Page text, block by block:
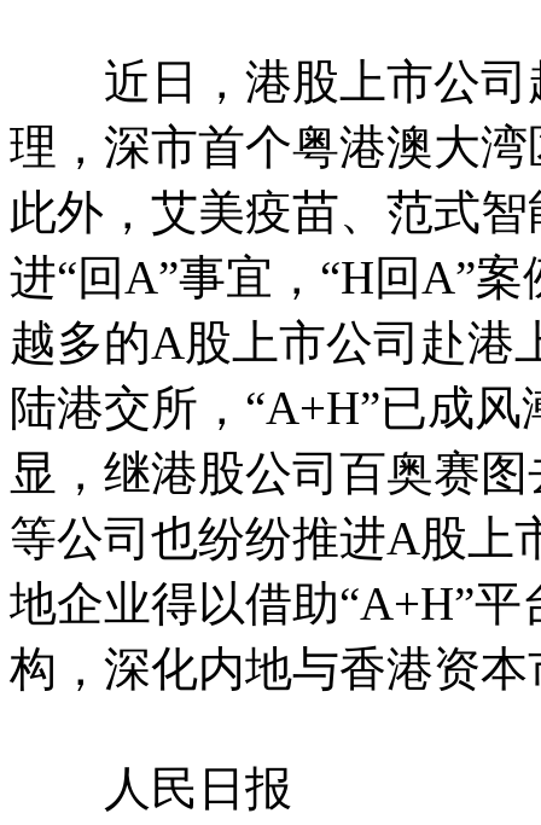
近日，港股上市公司
理，深市首个粤港澳大
此外，艾美疫苗、范式
进“回A”事宜，“H回A”
越多的A股上市公司赴港
陆港交所，“A+H”已成
显，继港股公司百奥赛
等公司也纷纷推进A股上
地企业得以借助“A+H”
构，深化内地与香港资
人民日报